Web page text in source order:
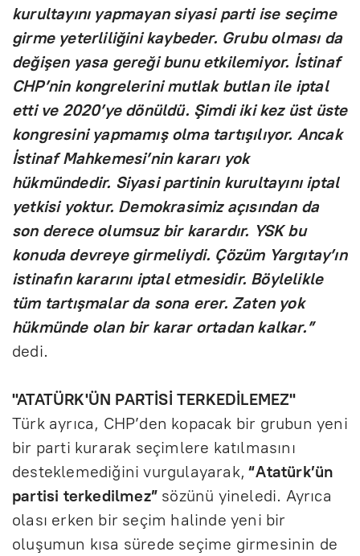
kurultayını yapmayan siyasi parti ise seçime
girme yeterliliğini kaybeder. Grubu olması da
değişen yasa gereği bunu etkilemiyor. İstinaf
CHP’nin kongrelerini mutlak butlan ile iptal
etti ve 2020’ye dönüldü. Şimdi iki kez üst üste
kongresini yapmamış olma tartışılıyor. Ancak
İstinaf Mahkemesi’nin kararı yok
hükmündedir. Siyasi partinin kurultayını iptal
yetkisi yoktur. Demokrasimiz açısından da
son derece olumsuz bir karardır. YSK bu
konuda devreye girmeliydi. Çözüm Yargıtay’ın
istinafın kararını iptal etmesidir. Böylelikle
tüm tartışmalar da sona erer. Zaten yok
hükmünde olan bir karar ortadan kalkar.”
dedi.
"ATATÜRK'ÜN PARTİSİ TERKEDİLEMEZ"
Türk ayrıca, CHP’den kopacak bir grubun yeni
bir parti kurarak seçimlere katılmasını
desteklemediğini vurgulayarak,“Atatürk’ün
partisi terkedilmez” sözünü yineledi. Ayrıca
olası erken bir seçim halinde yeni bir
oluşumun kısa sürede seçime girmesinin de